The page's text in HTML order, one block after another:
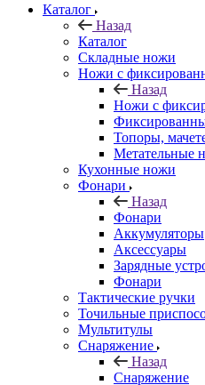
Каталог
Назад
Каталог
Складные ножи
Ножи с
Назад
Ножи с
Топоры,
Метательные
Кухонные ножи
Фонари
Назад
Фонари
Аккумуляторы
Аксессуары
Зарядные
Фонари
Тактические ручки
Точильные
Мультитулы
Снаряжение
Назад
Снаряжение